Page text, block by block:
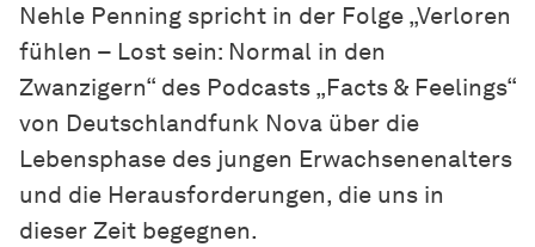
Nehle Penning spricht in der Folge „Verloren
fühlen – Lost sein: Normal in den
Zwanzigern“ des Podcasts „Facts & Feelings“
von Deutschlandfunk Nova über die
Lebensphase des jungen Erwachsenenalters
und die Herausforderungen, die uns in
dieser Zeit begegnen.